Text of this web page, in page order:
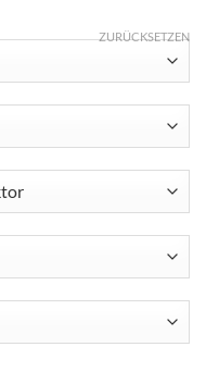
ZURÜCKSETZEN